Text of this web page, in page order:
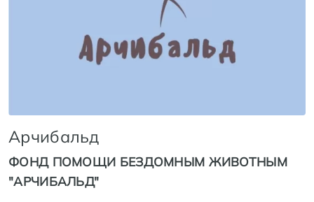
Арчибальд
ФОНД ПОМОЩИ БЕЗДОМНЫМ ЖИВОТНЫМ
"АРЧИБАЛЬД"